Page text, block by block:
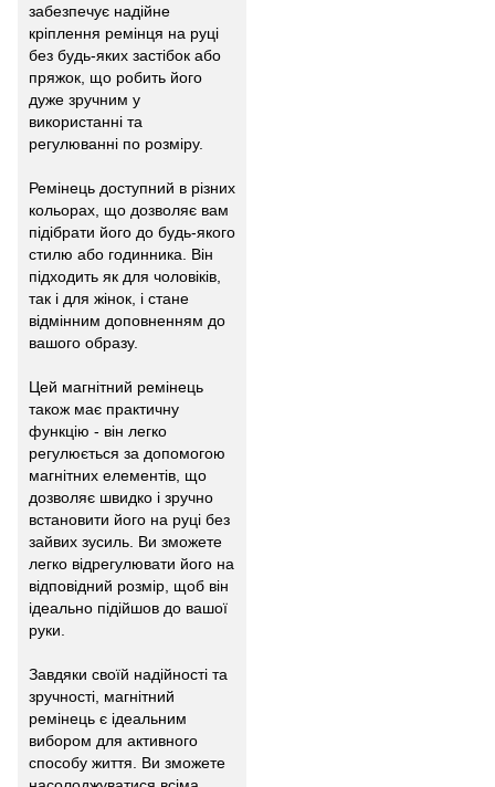
забезпечує надійне
кріплення ремінця на руці
без будь-яких застібок або
пряжок, що робить його
дуже зручним у
використанні та
регулюванні по розміру.
Ремінець доступний в різних
кольорах, що дозволяє вам
підібрати його до будь-якого
стилю або годинника. Він
підходить як для чоловіків,
так і для жінок, і стане
відмінним доповненням до
вашого образу.
Цей магнітний ремінець
також має практичну
функцію - він легко
регулюється за допомогою
магнітних елементів, що
дозволяє швидко і зручно
встановити його на руці без
зайвих зусиль. Ви зможете
легко відрегулювати його на
відповідний розмір, щоб він
ідеально підійшов до вашої
руки.
Завдяки своїй надійності та
зручності, магнітний
ремінець є ідеальним
вибором для активного
способу життя. Ви зможете